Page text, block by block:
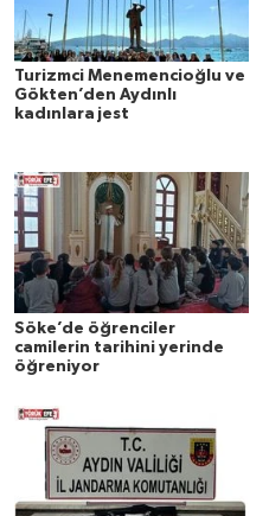
Turizmci Menemencioğlu ve
Gökten’den Aydınlı
kadınlara jest
Söke’de öğrenciler
camilerin tarihini yerinde
öğreniyor